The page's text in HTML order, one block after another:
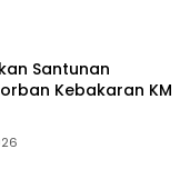
Santunan
Kebakaran KM